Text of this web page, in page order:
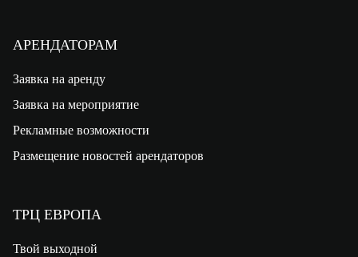
АРЕНДАТОРАМ
Заявка на аренду
Заявка на мероприятие
Рекламные возможности
Размещение новостей арендаторов
ТРЦ ЕВРОПА
Твой выходной